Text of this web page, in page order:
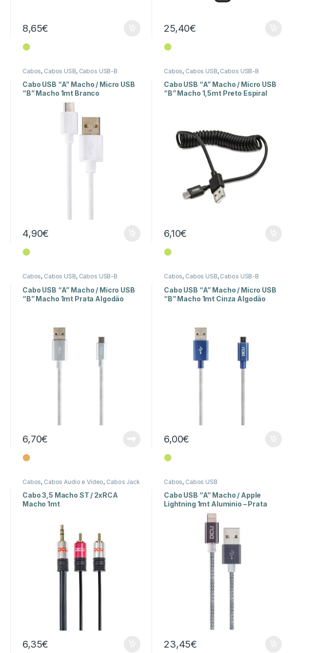
8,65€
⬤
25,40€
⬤
Cabos, Cabos USB, Cabos USB-B
Cabo USB “A” Macho / Micro USB
“B” Macho 1mt Branco
4,90€
⬤
Cabos, Cabos USB, Cabos USB-B
Cabo USB “A” Macho / Micro USB
“B” Macho 1,5mt Preto Espiral
6,10€
⬤
Cabos, Cabos USB, Cabos USB-B
Cabo USB “A” Macho / Micro USB
“B” Macho 1mt Prata Algodão
6,70€
⬤
Cabos, Cabos USB, Cabos USB-B
Cabo USB “A” Macho / Micro USB
“B” Macho 1mt Cinza Algodão
6,00€
⬤
Cabos, Cabos Áudio e Vídeo, Cabos Jack
3,5mm
Cabo 3,5 Macho ST / 2xRCA
Macho 1mt
6,35€
Cabos, Cabos USB
Cabo USB “A” Macho / Apple
Lightning 1mt Aluminio – Prata
23,45€